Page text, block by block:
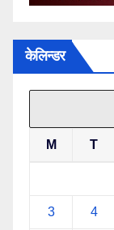
केलिन्डर
M T
3 4